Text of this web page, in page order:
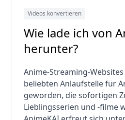
Videos konvertieren
Wie lade ich von
herunter?
Anime-Streaming-
beliebten Anlaufstelle für
geworden, die sofortigen
Lieblingsserien und -filme